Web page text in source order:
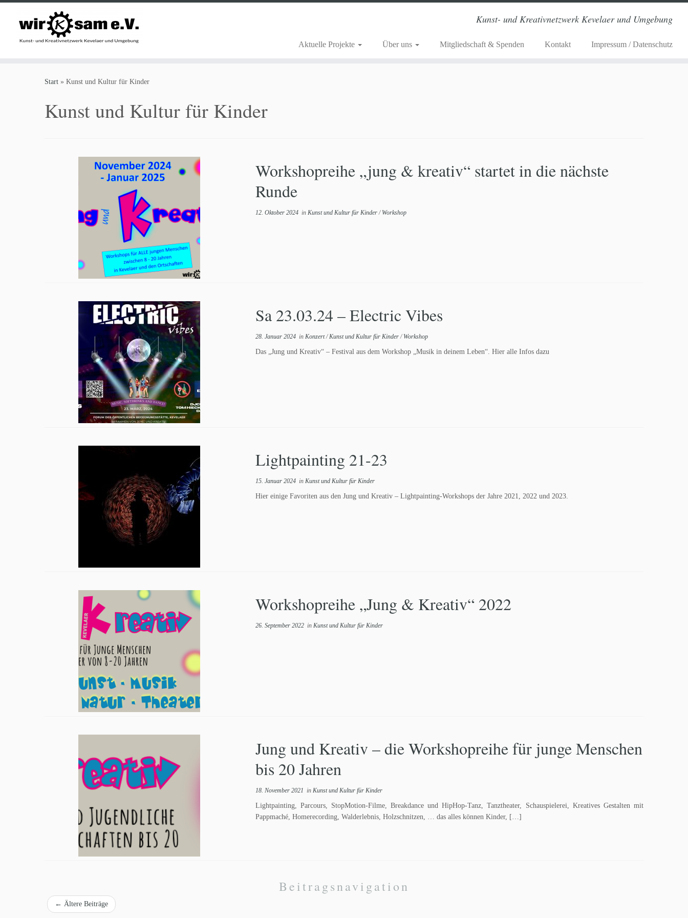
Kunst- und Kreativnetzwerk Kevelaer und Umgebung
Aktuelle Projekte Über uns Mitgliedschaft & Spenden Kontakt Impressum / Datenschutz
Start » Kunst und Kultur für Kinder
Kunst und Kultur für Kinder
Workshopreihe „jung & kreativ“ startet in die nächste
Runde
12. Oktober 2024in Kunst und Kultur für Kinder/ Workshop
Sa 23.03.24 – Electric Vibes
28. Januar 2024in Konzert/Kunst und Kultur für Kinder/ Workshop
Das „Jung und Kreativ“ – Festival aus dem Workshop „Musik in deinem Leben“. Hier alle Infos dazu
Lightpainting 21-23
15. Januar 2024in Kunst und Kultur für Kinder
Hier einige Favoriten aus den Jung und Kreativ – Lightpainting-Workshops der Jahre 2021, 2022 und 2023.
Workshopreihe „Jung & Kreativ“ 2022
26. September 2022in Kunst und Kultur für Kinder
Jung und Kreativ – die Workshopreihe für junge Menschen
bis 20 Jahren
18. November 2021 in Kunst und Kultur für Kinder
Lightpainting, Parcours, StopMotion-Filme, Breakdance und HipHop-Tanz, Tanztheater, Schauspielerei, Kreatives Gestalten mit
Pappmaché, Homerecording, Walderlebnis, Holzschnitzen, … das alles können Kinder, […]
Beitragsnavigation
← Ältere Beiträge